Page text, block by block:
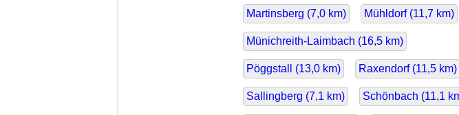
Martinsberg (7,0 km) Mühldorf (11,7 km)
Münichreith-Laimbach (16,5 km)
Pöggstall (13,0 km) Raxendorf (11,5 km)
Sallingberg (7,1 km) Schönbach (11,1